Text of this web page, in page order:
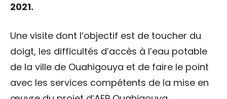
2021.
Une visite dont l’objectif est de toucher du
doigt, les difficultés d’accès à l’eau potable
de la ville de Ouahigouya et de faire le point
avec les services compétents de la mise en